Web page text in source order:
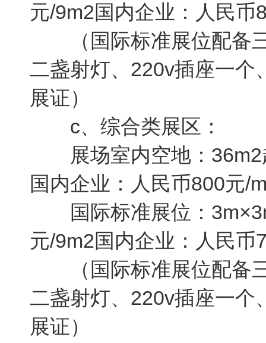
元/9m2国内企业：人民币
（国际标准展位配备三
二盏射灯、220v插座一个
展证）
c、综合类展区：
展场室内空地：36m2
国内企业：人民币800元/
国际标准展位：
元/9m2国内企业：人民币
（国际标准展位配备三
二盏射灯、220v插座一个
展证）